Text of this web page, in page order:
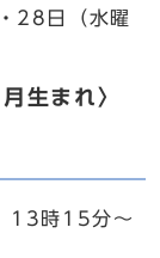
28日（水曜
生まれ〉
13時15分～